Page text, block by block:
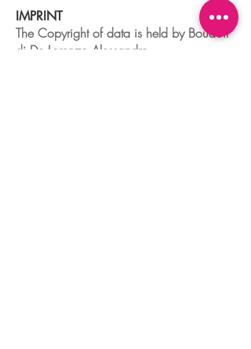
IMPRINT
The Copyright of data is held by Boudoir
di De Lorenzo Alessandro